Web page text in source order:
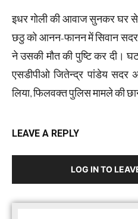
इधर गोली की आवाज सुनकर घर से
छठु को आनन-फानन में सिवान सदर
ने उसकी मौत की पुष्टि कर दी।
एसडीपीओ जितेन्द्र पांडेय सदर
लिया, फिलवक्त पुलिस मामले की
LEAVE A REPLY
LOG IN TO